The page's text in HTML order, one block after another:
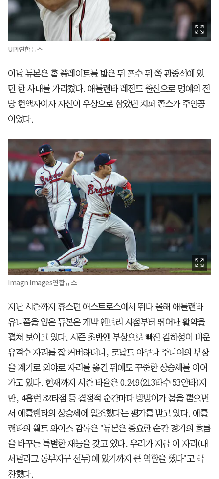
UPI연합뉴스
이날 듀본은 홈 플레이트를 밟은 뒤 포수 뒤 쪽 관중석에 있
던 한 사내를 가리켰다. 애틀랜타 레전드 출신으로 명예의 전
당 헌액자이자 자신이 우상으로 삼았던 치퍼 존스가 주인공
이었다.
Imagn Images연합뉴스
지난 시즌까지 휴스턴 애스트로스에서 뛰다 올해 애틀랜타
유니폼을 입은 듀본은 개막 엔트리 시점부터 뛰어난 활약을
펼쳐 보이고 있다. 시즌 초반엔 부상으로 빠진 김하성이 비운
유격수 자리를 잘 커버하더니, 로날드 아쿠냐 주니어의 부상
을 계기로 외야로 자리를 옮긴 뒤에도 꾸준한 상승세를 이어
가고 있다. 현재까지 시즌 타율은 0.249(213타수 53안타)지
만, 4홈런 32타점 등 결정적 순간마다 방망이가 불을 뿜으면
서 애틀랜타의 상승세에 일조했다는 평가를 받고 있다. 애틀
랜타의 월트 와이스 감독은 "듀본은 중요한 순간 경기의 흐름
을 바꾸는 특별한 재능을 갖고 있다. 우리가 지금 이 자리(내
셔널리그 동부지구 선두)에 있기까지 큰 역할을 했다"고 극
찬했다.